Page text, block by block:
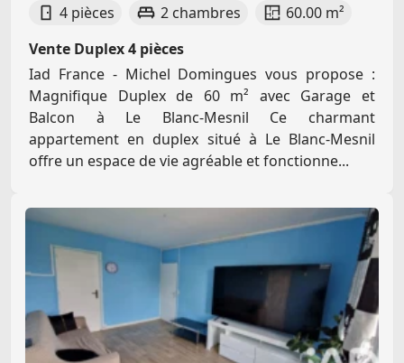
4 pièces 2 chambres
60.00 m²
Vente Duplex 4 pièces
Iad France - Michel Domingues vous propose :
Magnifique Duplex de 60 m² avec Garage et
Balcon à Le Blanc-Mesnil Ce charmant
appartement en duplex situé à Le Blanc-Mesnil
offre un espace de vie agréable et fonctionne...